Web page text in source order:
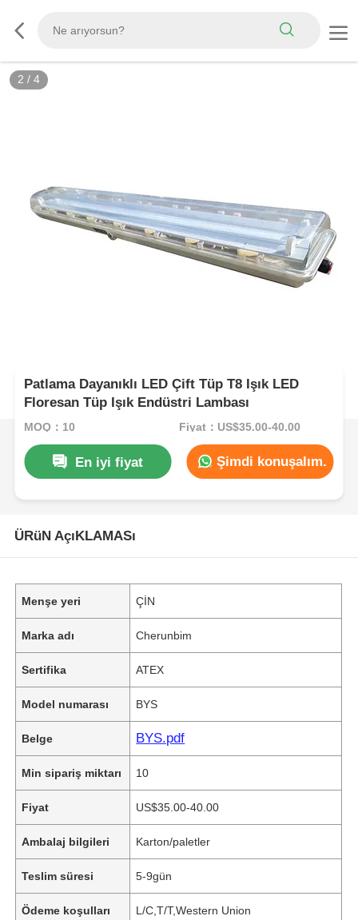
2 / 4
Patlama Dayanıklı LED Çift Tüp T8 Işık LED
Floresan Tüp Işık Endüstri Lambası
MOQ：10 Fiyat：US$35.00-40.00
En iyi fiyat Şimdi konuşalım.
ÜRüN AçıKLAMASı
Menşe yeri ÇİN
Marka adı Cherunbim
Sertifika ATEX
Model numarası BYS
Belge BYS.pdf
Min sipariş miktarı 10
Fiyat US$35.00-40.00
Ambalaj bilgileri Karton/paletler
Teslim süresi 5-9gün
Ödeme koşulları L/C,T/T,Western Union